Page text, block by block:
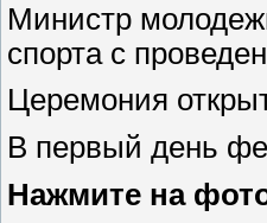
Министр
спорта с
Церемония
В первый день
Нажмите на